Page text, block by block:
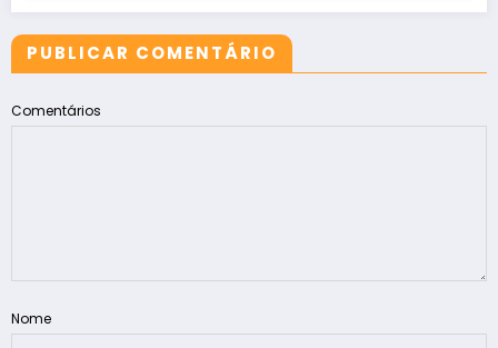
PUBLICAR COMENTÁRIO
Comentários
Nome